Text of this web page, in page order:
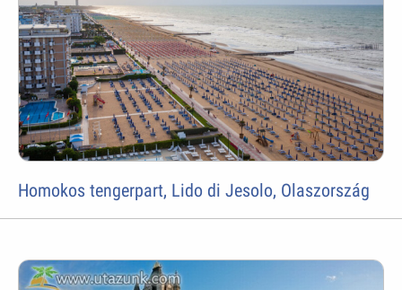
Homokos tengerpart, Lido di Jesolo, Olaszország